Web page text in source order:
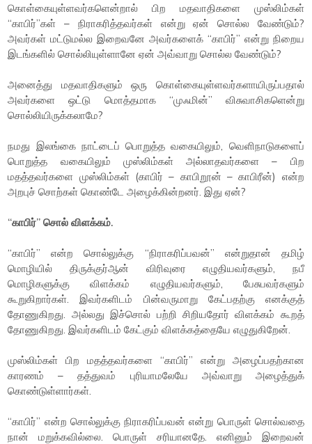
கொள்கையுள்ளவர்களென்றால் பிற மதவாதிகளை முஸ்லிம்கள்
“காபிர்”கள் – நிராகரித்தவர்கள் என்று ஏன் சொல்ல வேண்டும்?
அவர்கள் மட்டுமல்ல இறைவனே அவர்களைக் “காபிர்” என்று நிறைய
இடங்களில் சொல்லியுள்ளானே ஏன் அவ்வாறு சொல்ல வேண்டும்?
அனைத்து மதவாதிகளும் ஒரு கொள்கையுள்ளவர்களாயிருப்பதால்
அவர்களை ஒட்டு மொத்தமாக “முஃமின்” விசுவாசிகளென்று
சொல்லியிருக்கலாமே?
நமது இலங்கை நாட்டைப் பொறுத்த வகையிலும், வெளிநாடுகளைப்
பொறுத்த வகையிலும் முஸ்லிம்கள் அல்லாதவர்களை – பிற
மதத்தவர்களை முஸ்லிம்கள் (காபிர் – காபிறூன் – காபிரீன்) என்ற
அறபுச் சொற்கள் கொண்டே அழைக்கின்றனர். இது ஏன்?
“காபிர்” சொல் விளக்கம்.
“காபிர்” என்ற சொல்லுக்கு “நிராகரிப்பவன்” என்றுதான் தமிழ்
மொழியில் திருக்குர்ஆன் விரிவுரை எழுதியவர்களும், நபீ
மொழிகளுக்கு விளக்கம் எழுதியவர்களும், பேசுபவர்களும்
கூறுகிறார்கள். இவர்களிடம் பின்வருமாறு கேட்பதற்கு எனக்குத்
தோணுகிறது. அல்லது இச்சொல் பற்றி சிறியதோர் விளக்கம் கூறத்
தோணுகிறது. இவர்களிடம் கேட்கும் விளக்கத்தையே எழுதுகிறேன்.
முஸ்லிம்கள் பிற மதத்தவர்களை “காபிர்” என்று அழைப்பதற்கான
காரணம் – தத்துவம் புரியாமலேயே அவ்வாறு அழைத்துக்
கொண்டுள்ளார்கள்.
“காபிர்” என்ற சொல்லுக்கு நிராகரிப்பவன் என்று பொருள் சொல்வதை
நான் மறுக்கவில்லை. பொருள் சரியானதே. எனினும் இறைவன்